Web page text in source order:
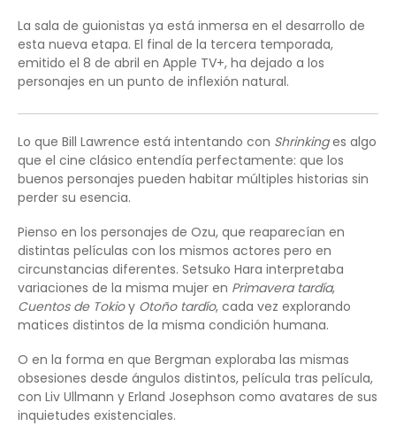
La sala de guionistas ya está inmersa en el desarrollo de
esta nueva etapa. El final de la tercera temporada,
emitido el 8 de abril en Apple TV+, ha dejado a los
personajes en un punto de inflexión natural.
Lo que Bill Lawrence está intentando con Shrinkinges algo
que el cine clásico entendía perfectamente: que los
buenos personajes pueden habitar múltiples historias sin
perder su esencia.
Pienso en los personajes de Ozu, que reaparecían en
distintas películas con los mismos actores pero en
circunstancias diferentes. Setsuko Hara interpretaba
variaciones de la misma mujer en Primavera tardía,
Cuentos de Tokioy Otoño tardío, cada vez explorando
matices distintos de la misma condición humana.
O en la forma en que Bergman exploraba las mismas
obsesiones desde ángulos distintos, película tras película,
con Liv Ullmann y Erland Josephson como avatares de sus
inquietudes existenciales.